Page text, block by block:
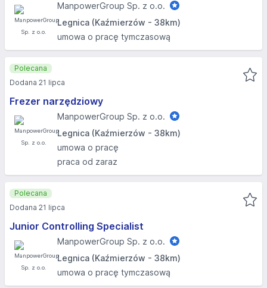
ManpowerGroup Sp. z o.o.
Legnica (Kaźmierzów - 38km)
umowa o pracę tymczasową
Frezer narzędziowy
ManpowerGroup Sp. z o.o.
Legnica (Kaźmierzów - 38km)
umowa o pracę
praca od zaraz
Polecana
Dodana 21 lipca
Junior Controlling Specialist
ManpowerGroup Sp. z o.o.
Legnica (Kaźmierzów - 38km)
umowa o pracę tymczasową
Polecana
Dodana 21 lipca